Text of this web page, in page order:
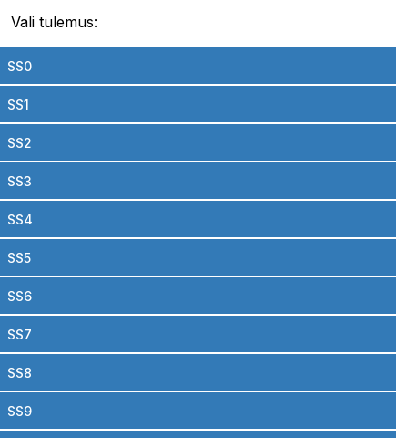
Vali tulemus:
SS0
SS1
SS2
SS3
SS4
SS5
SS6
SS7
SS8
SS9